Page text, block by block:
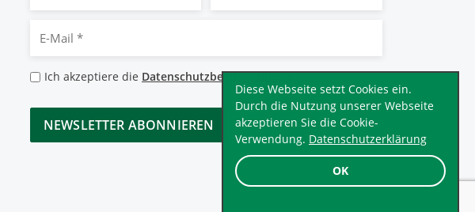
OK
Diese Webseite setzt Cookies ein.
Durch die Nutzung unserer Webseite
akzeptieren Sie die Cookie-
Verwendung. Datenschutzerklärung
Mail
Datenschutzbestimmungen
Ich akzeptiere die Datenschutzbestimmungen.*
CAPTCHA